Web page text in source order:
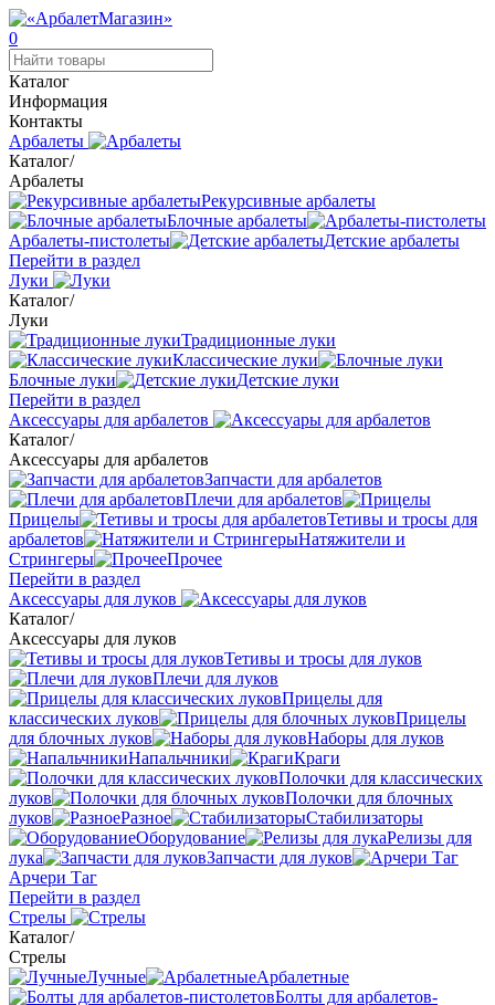
0
Каталог
Информация
Контакты
Арбалеты
Каталог/
Арбалеты
Рекурсивные арбалеты
Блочные арбалеты
Арбалеты-пистолеты
Детские арбалеты
Перейти в раздел
Луки
Каталог/
Луки
Традиционные луки
Классические луки
Блочные луки
Детские луки
Перейти в раздел
Аксессуары для арбалетов
Каталог/
Аксессуары для арбалетов
Запчасти для арбалетов
Плечи для арбалетов
Прицелы
Тетивы и тросы для
арбалетов
Натяжители и
Стрингеры
Прочее
Перейти в раздел
Аксессуары для луков
Каталог/
Аксессуары для луков
Тетивы и тросы для луков
Плечи для луков
Прицелы для
классических луков
Прицелы
для блочных луков
Наборы для луков
Напальчники
Краги
Полочки для классических
луков
Полочки для блочных
луков
Разное
Стабилизаторы
Оборудование
Релизы для
лука
Запчасти для луков
Арчери Таг
Перейти в раздел
Стрелы
Каталог/
Стрелы
Лучные
Арбалетные
Болты для арбалетов-